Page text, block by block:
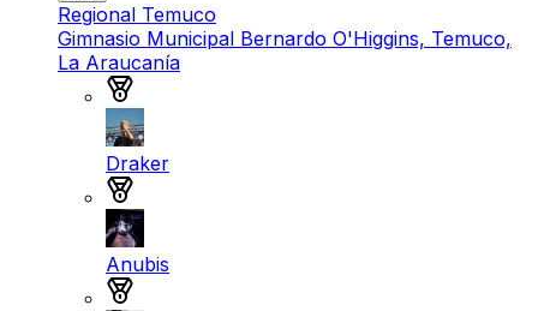
Regional Temuco
Gimnasio Municipal Bernardo O'Higgins, Temuco,
La Araucanía
Draker
Anubis